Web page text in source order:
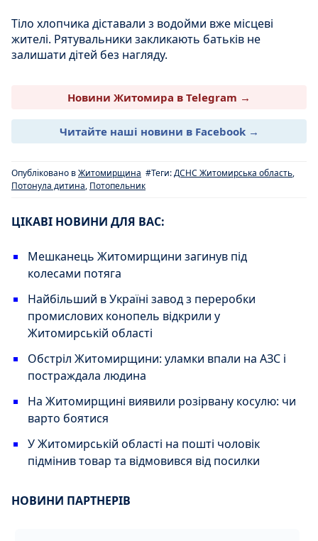
Тіло хлопчика діставали з водойми вже місцеві
жителі. Рятувальники закликають батьків не
залишати дітей без нагляду.
Новини Житомира в Telegram →
Читайте наші новини в Facebook →
Опубліковано вЖитомирщина #Теги:ДСНС Житомирська область,
Потонула дитина, Потопельник
ЦІКАВІ НОВИНИ ДЛЯ ВАС:
Мешканець Житомирщини загинув під
колесами потяга
Найбільший в Україні завод з переробки
промислових конопель відкрили у
Житомирській області
Обстріл Житомирщини: уламки впали на АЗС і
постраждала людина
На Житомирщині виявили розірвану косулю: чи
варто боятися
У Житомирській області на пошті чоловік
підмінив товар та відмовився від посилки
НОВИНИ ПАРТНЕРІВ